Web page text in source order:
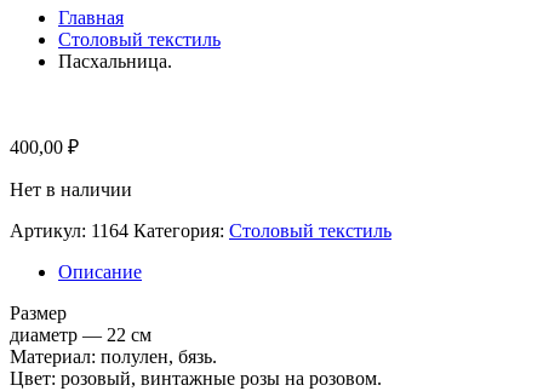
Главная
Столовый текстиль
Пасхальница.
400,00 ₽
Нет в наличии
Артикул: 1164 Категория: Столовый текстиль
Описание
Размер
диаметр — 22 см
Материал: полулен, бязь.
Цвет: розовый, винтажные розы на розовом.